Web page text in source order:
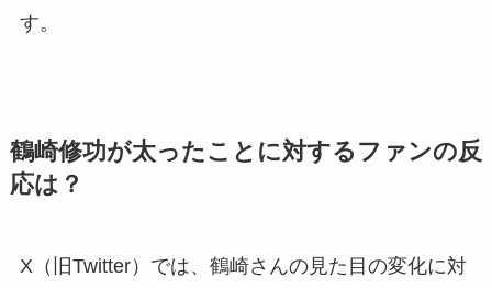
す。
鶴崎修功が太ったことに対するファンの反
応は？
X（旧Twitter）では、鶴崎さんの見た目の変化に対